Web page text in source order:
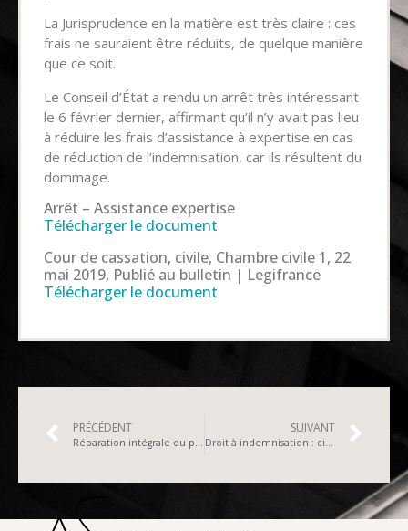
La Jurisprudence en la matière est très claire : ces
frais ne sauraient être réduits, de quelque manière
que ce soit.
Le Conseil d’État a rendu un arrêt très intéressant
le 6 février dernier, affirmant qu’il n’y avait pas lieu
à réduire les frais d’assistance à expertise en cas
de réduction de l’indemnisation, car ils résultent du
dommage.
Arrêt – Assistance expertise
Télécharger le document
Cour de cassation, civile, Chambre civile 1, 22
mai 2019, Publié au bulletin | Legifrance
Télécharger le document
PRÉCÉDENT
Réparation intégrale du préjudice, sans perte ni profit pour la victime – Cassation civile 1ère
SUIVANT
Droit à indemnisation : circonstances indéterminées : Arrêt de la Cour d’appel Aix en Provence du 14.01.2021